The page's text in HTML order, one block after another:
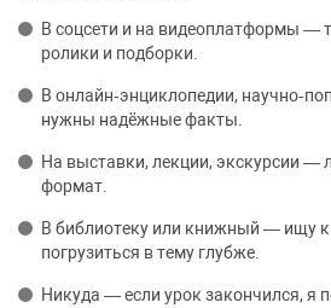
В соцсети и на видеоплатформы —
ролики и подборки.
В онлайн‑энциклопедии,
нужны надёжные факты.
На выставки, лекции, экскурсии
формат.
В библиотеку или книжный — ищу
погрузиться в тему глубже.
Никуда — если урок закончился, я